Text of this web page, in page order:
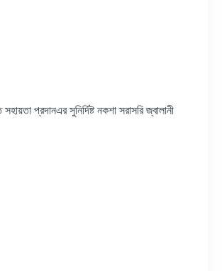
প্রদানএর সুনির্দিষ্ট নকশা সরাসরি জ্বালানী